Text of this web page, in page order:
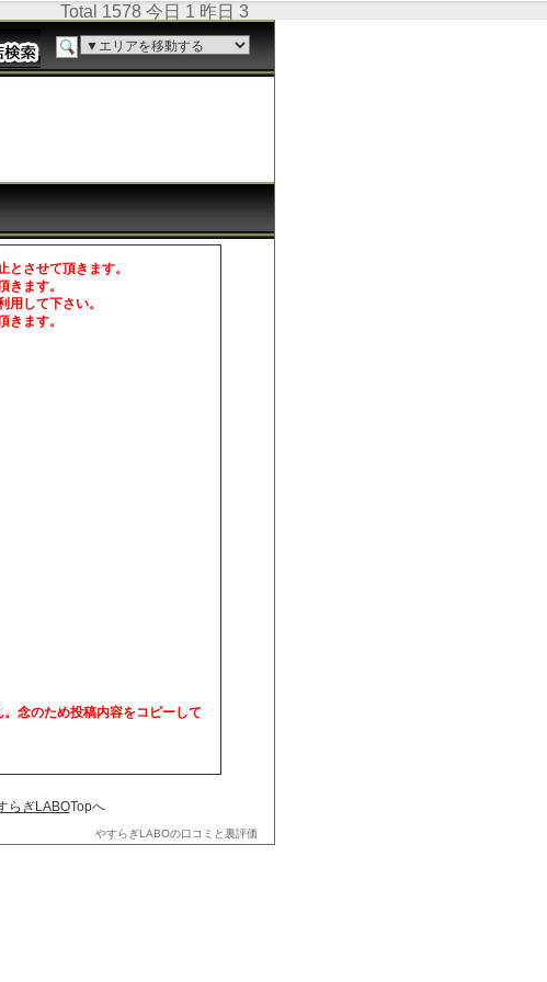
Total 1578 今日 1 昨日 3
やすらぎLABOの口コミと裏評価
させて頂きます。
ます。
して下さい。
ます。
念のため投稿内容をコピーして
らぎLABOTopへ